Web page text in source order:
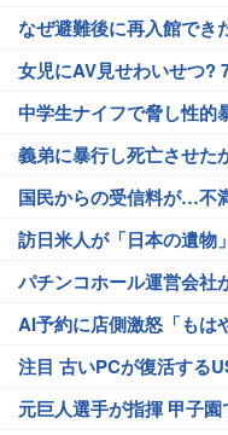
なぜ避難後に再入館でき
女児にAV見せわいせつ?
中学生ナイフで脅し性的
義弟に暴行し死亡させた
国民からの受信料が…不
訪日米人が「日本の遺物
パチンコホール運営会社
AI予約に店側激怒「もは
注目 古いPCが復活する
元巨人選手が指揮 甲子園